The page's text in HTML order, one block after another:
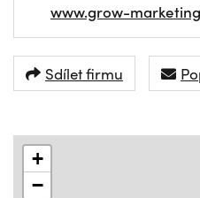
www.grow-
Sdílet firmu
+
−